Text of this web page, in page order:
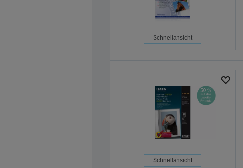
Schnellansicht
Schnellansicht